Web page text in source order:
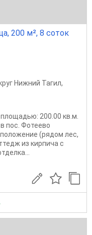
200 м², 8 соток
Нижний Тагил,
200.00 кв.м.
пос. Фотеево
(рядом лес,
из кирпича с